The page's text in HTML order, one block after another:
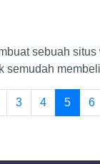
sebuah
semudah
3 4 5 6